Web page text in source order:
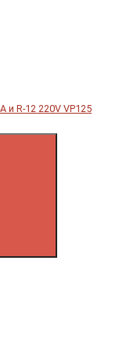
и R-12 220V VP125